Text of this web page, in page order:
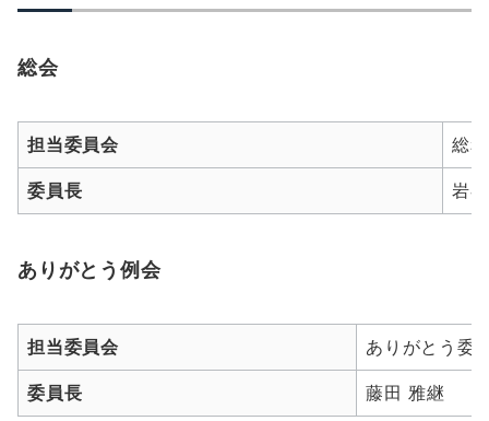
総会
担当委員会 総
委員長 岩
ありがとう例会
担当委員会 ありがとう委
委員長 藤田 雅継